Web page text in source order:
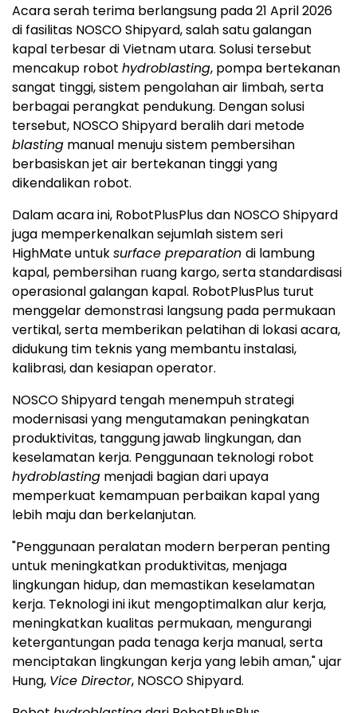
Acara serah terima berlangsung pada 21 April 2026
di fasilitas NOSCO Shipyard, salah satu galangan
kapal terbesar di Vietnam utara. Solusi tersebut
mencakup robot hydroblasting, pompa bertekanan
sangat tinggi, sistem pengolahan air limbah, serta
berbagai perangkat pendukung. Dengan solusi
tersebut, NOSCO Shipyard beralih dari metode
blasting manual menuju sistem pembersihan
berbasiskan jet air bertekanan tinggi yang
dikendalikan robot.
Dalam acara ini, RobotPlusPlus dan NOSCO Shipyard
juga memperkenalkan sejumlah sistem seri
HighMate untuksurface preparation di lambung
kapal, pembersihan ruang kargo, serta standardisasi
operasional galangan kapal. RobotPlusPlus turut
menggelar demonstrasi langsung pada permukaan
vertikal, serta memberikan pelatihan di lokasi acara,
didukung tim teknis yang membantu instalasi,
kalibrasi, dan kesiapan operator.
NOSCO Shipyard tengah menempuh strategi
modernisasi yang mengutamakan peningkatan
produktivitas, tanggung jawab lingkungan, dan
keselamatan kerja. Penggunaan teknologi robot
hydroblasting menjadi bagian dari upaya
memperkuat kemampuan perbaikan kapal yang
lebih maju dan berkelanjutan.
"Penggunaan peralatan modern berperan penting
untuk meningkatkan produktivitas, menjaga
lingkungan hidup, dan memastikan keselamatan
kerja. Teknologi ini ikut mengoptimalkan alur kerja,
meningkatkan kualitas permukaan, mengurangi
ketergantungan pada tenaga kerja manual, serta
menciptakan lingkungan kerja yang lebih aman," ujar
Hung, Vice Director, NOSCO Shipyard.